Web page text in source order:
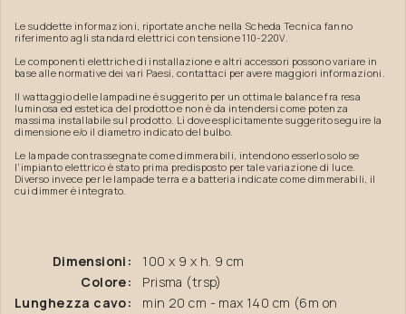
Le suddette informazioni, riportate anche nella Scheda Tecnica fanno
riferimento agli standard elettrici con tensione 110-220V.
Le componenti elettriche di installazione e altri accessori possono variare in
base alle normative dei vari Paesi, contattaci per avere maggiori informazioni.
Il wattaggio delle lampadine è suggerito per un ottimale balance fra resa
luminosa ed estetica del prodotto e non è da intendersi come potenza
massima installabile sul prodotto. Lì dove esplicitamente suggerito seguire la
dimensione e/o il diametro indicato del bulbo.
Le lampade contrassegnate come dimmerabili, intendono esserlo solo se
l’impianto elettrico è stato prima predisposto per tale variazione di luce.
Diverso invece per le lampade terra e a batteria indicate come dimmerabili, il
cui dimmer è integrato.
Dimensioni:
100 x 9 x h. 9 cm
Colore:
Prisma (trsp)
Lunghezza cavo:
min 20 cm - max 140 cm (6m on